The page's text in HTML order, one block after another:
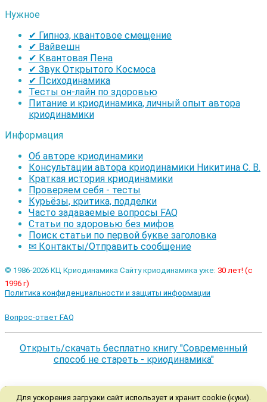
Нужное
✔ Гипноз, квантовое смещение
✔ Вайвешн
✔ Квантовая Пена
✔ Звук Открытого Космоса
✔ Психодинамика
Тесты он-лайн по здоровью
Питание и криодинамика, личный опыт автора
криодинамики
Информация
Об авторе криодинамики
Консультации автора криодинамики Никитина С. В.
Краткая история криодинамики
Проверяем себя - тесты
Курьёзы, критика, подделки
Часто задаваемые вопросы FAQ
Статьи по здоровью без мифов
Поиск статьи по первой букве заголовка
✉ Контакты/Отправить сообщение
© 1986-2026 КЦ Криодинамика Сайту криодинамика уже: 30 лет! (с
1996 г)
Политика конфиденциальности и защиты информации
Вопрос-ответ FAQ
Открыть/скачать бесплатно книгу "Современный
способ не стареть - криодинамика"
Для ускорения загрузки сайт использует и хранит cookie (куки).